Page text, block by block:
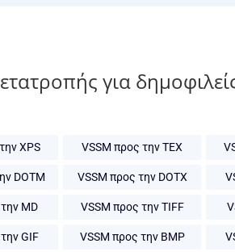
για
XPS VSSM προς την TEX
DOTM VSSM προς την DOTX
MD VSSM προς την TIFF
GIF VSSM προς την BMP